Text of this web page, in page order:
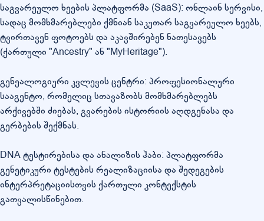
საგვარეულო ხეების პლატფორმა (SaaS): ონლაინ სერვისი,
სადაც მომხმარებლები ქმნიან საკუთარ საგვარეულო ხეებს,
ტვირთავენ ფოტოებს და აკავშირებენ ნათესავებს
(ქართული "Ancestry" ან "MyHeritage").
გენეალოგიური კვლევის ცენტრი: პროფესიონალური
სააგენტო, რომელიც სთავაზობს მომხმარებლებს
არქივებში ძიებას, გვარების ისტორიის აღდგენასა და
გერბების შექმნას.
DNA ტესტირებისა და ანალიზის ჰაბი: პლატფორმა
გენეტიკური ტესტების რეალიზაციისა და შედეგების
ინტერპრეტაციისთვის ქართული კონტექსტის
გათვალისწინებით.